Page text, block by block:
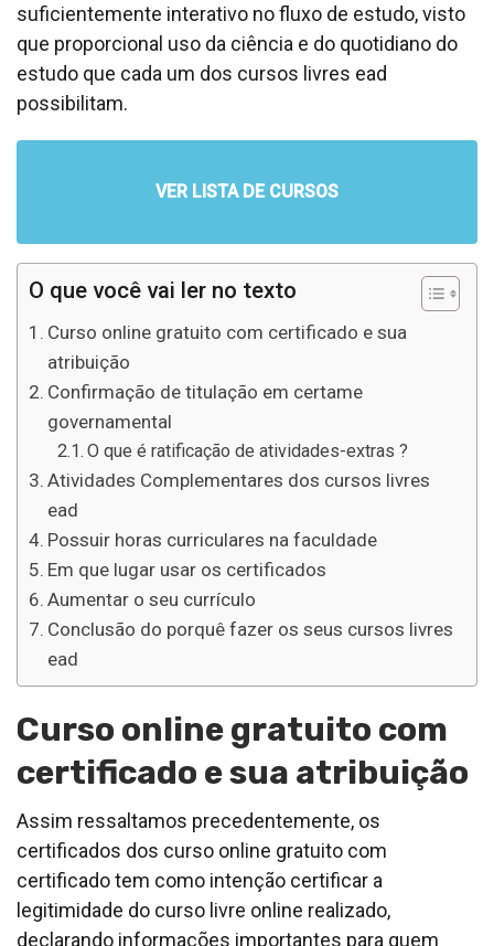
suficientemente interativo no fluxo de estudo, visto
que proporcional uso da ciência e do quotidiano do
estudo que cada um dos cursos livres ead
possibilitam.
VER LISTA DE CURSOS
O que você vai ler no texto
Curso online gratuito com certificado e sua
atribuição
Confirmação de titulação em certame
governamental
O que é ratificação de atividades-extras ?
Atividades Complementares dos cursos livres
ead
Possuir horas curriculares na faculdade
Em que lugar usar os certificados
Aumentar o seu currículo
Conclusão do porquê fazer os seus cursos livres
ead
Curso online gratuito com
certificado e sua atribuição
Assim ressaltamos precedentemente, os
certificados dos curso online gratuito com
certificado tem como intenção certificar a
legitimidade do curso livre online realizado,
declarando informações importantes para quem